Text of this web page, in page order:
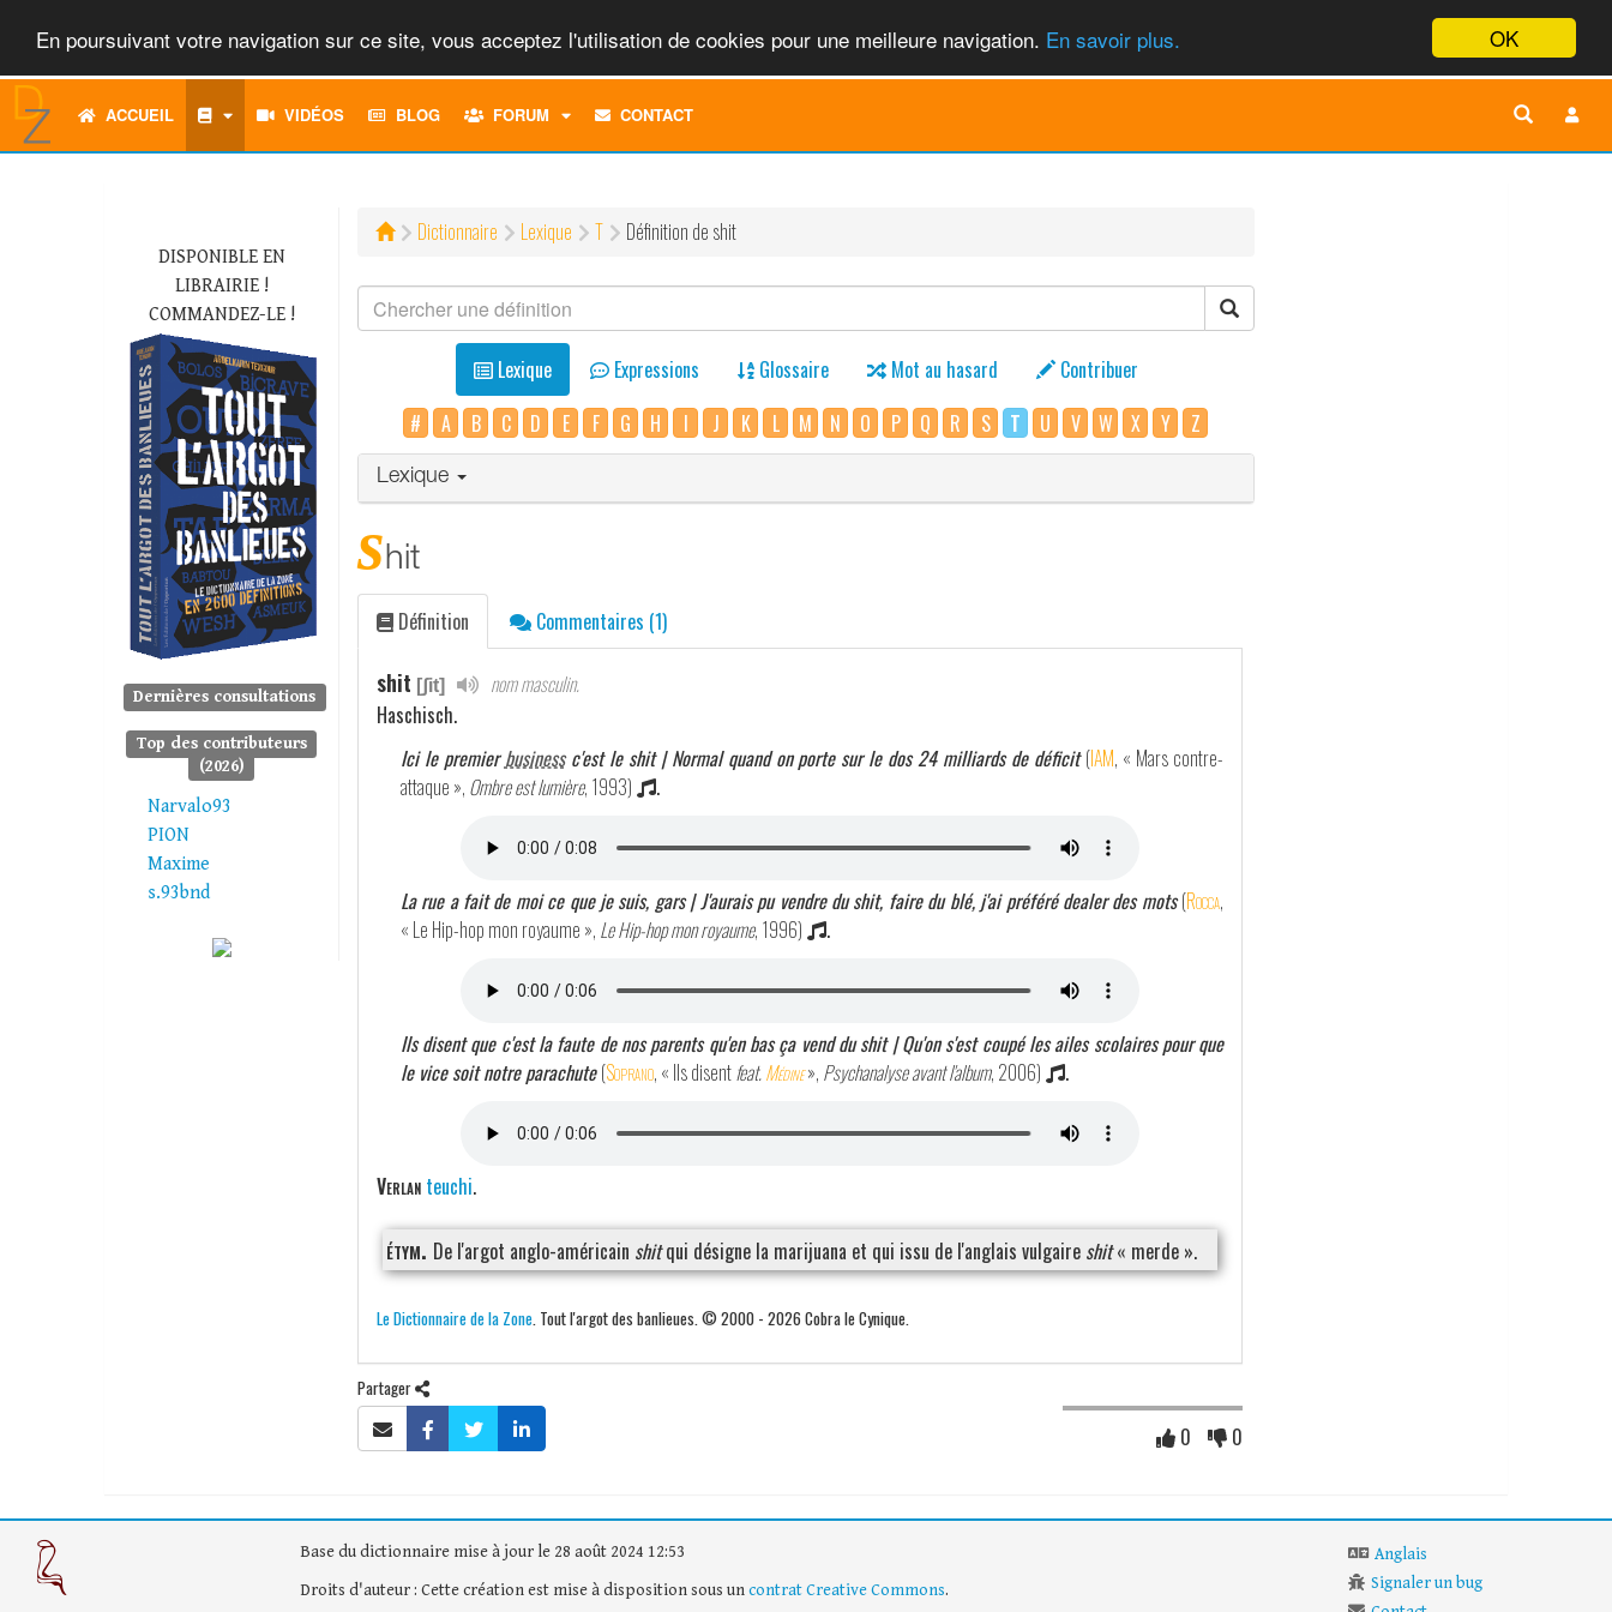
OK
En poursuivant votre navigation sur ce site, vous acceptez l'utilisation de cookies pour une meilleure navigation. En savoir plus.
ACCUEIL VIDÉOS BLOG FORUM
TOGGLECONTACT
DISPONIBLE EN
LIBRAIRIE !
COMMANDEZ-LE !
Dernières consultations
Top des contributeurs
(2026)
Narvalo93
PION
Maxime
s.93bnd
Dictionnaire Lexique T Définition de shit
Lexique Expressions Glossaire Mot au hasard
Contribuer
#
A B C D E F G H I J K L M N O P Q R S T U V W X Y Z
Lexique
shit
Définition Commentaires (1)
shit [ʃit]
nom masculin.
Haschisch.
Ici le premierbusinessc'est le shit | Normal quand on porte sur le dos 24 milliards de déficit (IAM, « Mars contre-
attaque », Ombre est lumière, 1993) .
La rue a fait de moi ce que je suis, gars | J'aurais pu vendre du shit, faire du blé, j'ai préféré dealer des mots (Rocca,
« Le Hip-hop mon royaume », Le Hip-hop mon royaume, 1996) .
Ils disent que c'est la faute de nos parents qu'en bas ça vend du shit | Qu'on s'est coupé les ailes scolaires pour que
le vice soit notre parachute (Soprano, « Ils disentfeat.Médine», Psychanalyse avant l'album, 2006) .
Verlan teuchi.
étym. De l'argot anglo-américain shitqui désigne la marijuana et qui issu de l'anglais vulgaire shit« merde ».
Le Dictionnaire de la Zone. Tout l'argot des banlieues. © 2000 - 2026 Cobra le Cynique.
Partager
0 0
Base du dictionnaire mise à jour le 28 août 2024 12:53
Droits d'auteur : Cette création est mise à disposition sous uncontrat Creative Commons.
Anglais
Signaler un bug